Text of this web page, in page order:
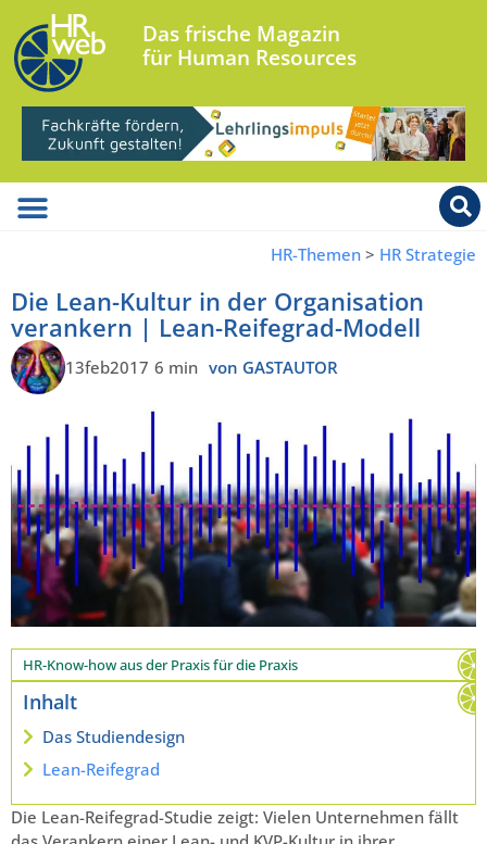
Das frische Magazin
für Human Resources
HR-Themen > HR Strategie
Die Lean-Kultur in der Organisation
verankern | Lean-Reifegrad-Modell
13feb2017 6 min von GASTAUTOR
HR-Know-how aus der Praxis für die Praxis
Inhalt
Das Studiendesign
Lean-Reifegrad
Die Lean-Reifegrad-Studie zeigt: Vielen Unternehmen fällt